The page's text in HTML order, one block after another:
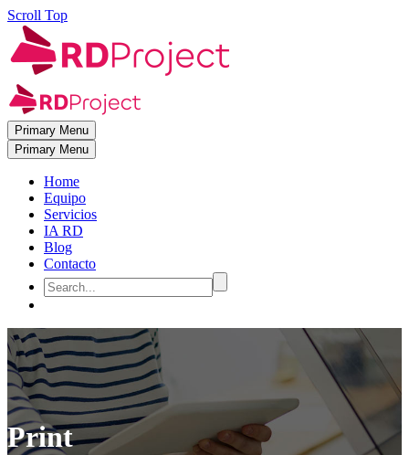
Scroll Top
Primary Menu
Primary Menu
Home
Equipo
Servicios
IA RD
Blog
Contacto
Print